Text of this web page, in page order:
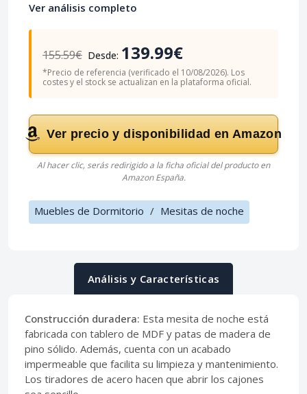
Ver análisis completo
155.59€ Desde: 139.99€
*Precio de referencia (verificado el 10/08/2026). Los
costes y el stock se actualizan en la plataforma oficial.
Ver precio y disponibilidad en Amazon
Al hacer clic, serás redirigido a la ficha oficial del producto en
Amazon España.
Muebles de Dormitorio / Mesitas de noche
Análisis y Características
Construcción duradera: Esta mesita de noche está
fabricada con tablero de MDF y patas de madera de
pino sólido. Además, cuenta con un acabado
impermeable que facilita su limpieza y mantenimiento.
Los tiradores de acero hacen que abrir los cajones